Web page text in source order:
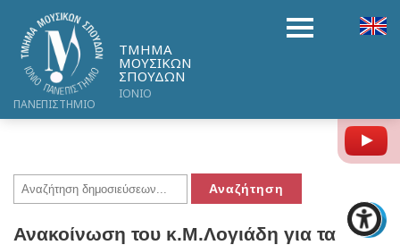
ΤΜΗΜΑ
ΜΟΥΣΙΚΩΝ
ΣΠΟΥΔΩΝ
ΙΟΝΙΟ
ΠΑΝΕΠΙΣΤΗΜΙΟ
Ανακοίνωση του κ.Μ.Λογιάδη για τα